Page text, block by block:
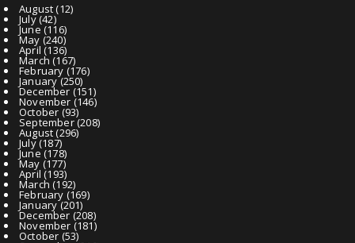
August(12)
July(42)
June(116)
May (240)
April (136)
March (167)
February (176)
January(250)
December (151)
November (146)
October (93)
September(208)
August(296)
July(187)
June(178)
May (177)
April (193)
March (192)
February (169)
January(201)
December (208)
November (181)
October (53)